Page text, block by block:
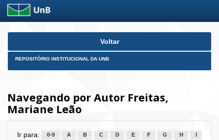
Skip
Voltar
REPOSITÓRIO INSTITUCIONAL DA UNB
Navegando por Autor Freitas,
Mariane Leão
Ir para: 0-9 A B C D E F G H